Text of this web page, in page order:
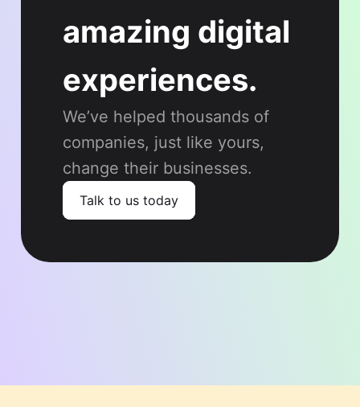
amazing digital
experiences.
We’ve helped thousands of
companies, just like yours,
change their businesses.
Talk to us today